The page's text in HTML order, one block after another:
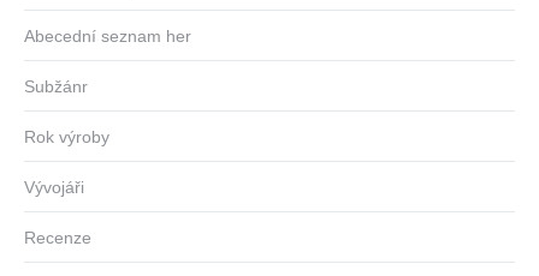
Abecední seznam her
Subžánr
Rok výroby
Vývojáři
Recenze